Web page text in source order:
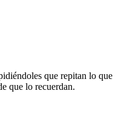
que repitan lo que
que lo recuerdan.